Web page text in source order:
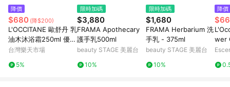
降價
$680 (降$200)
L'OCCITANE 歐舒丹 乳
油木沐浴霜250ml 優惠
價:680元｜岡山戀香水
台灣樂天市場
5%
限時加碼
$3,880
FRAMA Apothecary
護手乳500ml
beauty STAGE 美麗台
10%
限時加碼
$1,680
FRAMA Herbarium 洗
手乳 - 375ml
beauty STAGE 美麗台
10%
降價
wer